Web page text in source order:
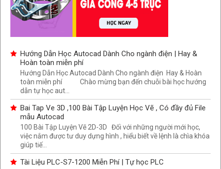
Hướng Dẫn Học Autocad Dành Cho ngành điện | Hay &
Hoàn toàn miễn phí
Hướng Dẫn Học Autocad Dành Cho ngành điện Hay & Hoàn
toàn miễn phí Chào mừng bạn đến chuỗi bài học hướng
dẫn tự học aut...
Bai Tap Ve 3D ,100 Bài Tập Luyện Học Vẽ , Có đầy đủ File
mẫu Autocad
100 Bài Tập Luyện Vẽ 2D-3D Đối với những người mới học,
việc nắm được tư duy dựng hình , hiểu biết về lệnh là chìa khóa
giúp tiế...
Tài Liệu PLC-S7-1200 Miễn Phí | Tự học PLC